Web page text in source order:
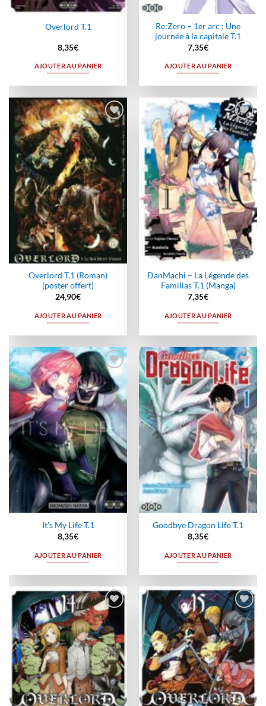
Overlord T.1
8,35€
AJOUTER AU PANIER
Re:Zero – 1er arc : Une
journée à la capitale T.1
7,35€
AJOUTER AU PANIER
Ajouter
à la
wishlist
Overlord T.1 (Roman)
(poster offert)
24,90€
AJOUTER AU PANIER
Ajouter
à la
wishlist
DanMachi – La Légende des
Familias T.1 (Manga)
7,35€
AJOUTER AU PANIER
Ajouter
à la
wishlist
It’s My Life T.1
8,35€
AJOUTER AU PANIER
Ajouter
à la
wishlist
Goodbye Dragon Life T.1
8,35€
AJOUTER AU PANIER
Ajouter
à la
wishlist
Ajouter
à la
wishlist